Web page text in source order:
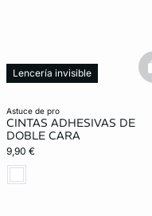
astuce de pro
CINTAS ADHESIVAS DE
DOBLE CARA
9,90 €
Lencería invisible